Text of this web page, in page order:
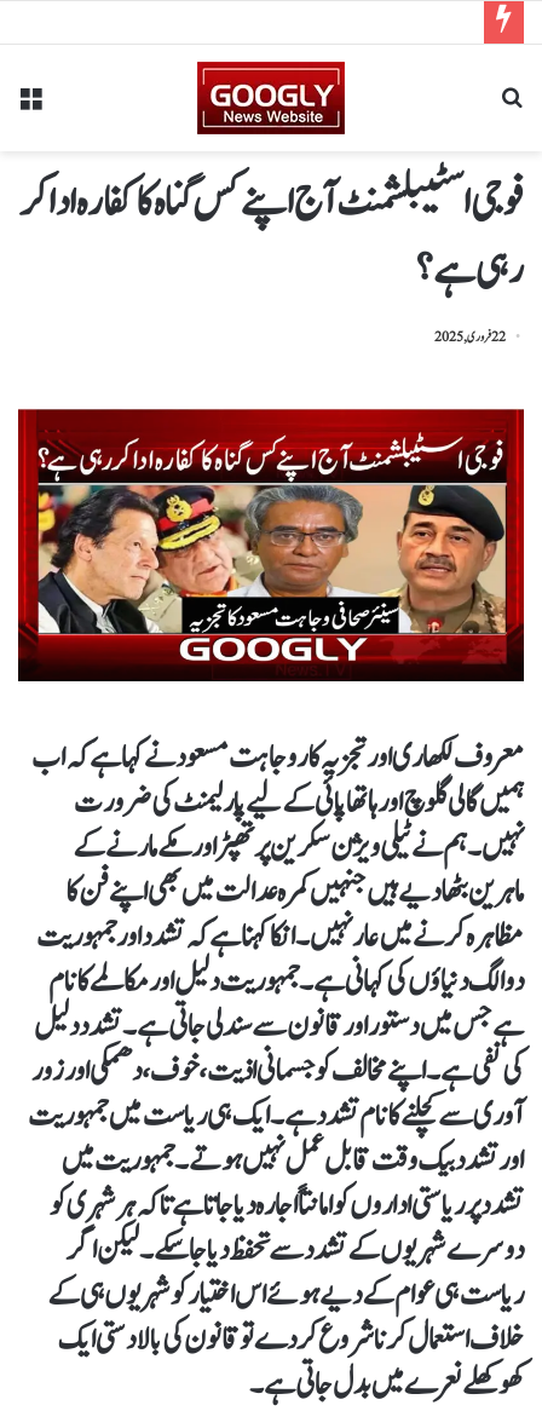
فوجی اسٹیبلشمنٹ آج اپنے کس گناہ کا کفارہ ادا کر
رہی ہے؟
22 فروری, 2025
معروف لکھاری اور تجزیہ کار وجاہت مسعود نے کہا ہے کہ اب
ہمیں گالی گلوچ اور ہاتھا پائی کے لیے پارلیمنٹ کی ضرورت
نہیں۔ ہم نے ٹیلی ویژن سکرین پر تھپڑ اور مکے مارنے کے
ماہرین بٹھا دیے ہیں جنہیں کمرہ عدالت میں بھی اپنے فن کا
مظاہرہ کرنے میں عار نہیں۔ انکا کہنا ہے کہ تشدد اور جمہوریت
دو الگ دنیاؤں کی کہانی ہے۔ جمہوریت دلیل اور مکالمے کا نام
ہے جس میں دستور اور قانون سے سند لی جاتی ہے۔ تشدد دلیل
کی نفی ہے۔ اپنے مخالف کو جسمانی اذیت ، خوف ، دھمکی اور زور
آوری سے کچلنے کا نام تشدد ہے۔ ایک ہی ریاست میں جمہوریت
اور تشدد بیک وقت قابل عمل نہیں ہوتے۔ جمہوریت میں
تشدد پر ریاستی اداروں کو امانتاً اجارہ دیا جاتا ہے تاکہ ہر شہری کو
دوسرے شہریوں کے تشدد سے تحفظ دیا جا سکے۔ لیکن اگر
ریاست ہی عوام کے دیے ہوئے اس اختیار کو شہریوں ہی کے
خلاف استعمال کرنا شروع کر دے تو قانون کی بالادستی ایک
کھوکھلے نعرے میں بدل جاتی ہے۔